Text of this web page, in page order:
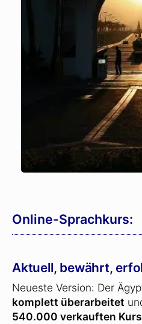
Online-Sprachkurs:
Aktuell, bewährt,
Neueste Version: Der
komplett überarbeitet
540.000 verkauften